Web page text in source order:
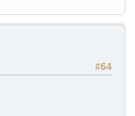
#64